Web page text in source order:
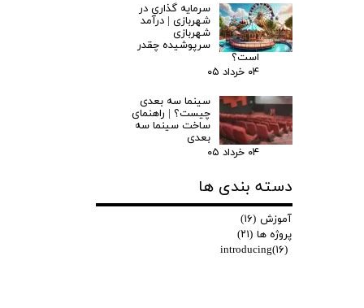
سرمایه گذاری در
شهربازی | درآمد
شهربازی
سرپوشیده چقدر
است؟
۰۴ خرداد ۰۵
سینما سه بعدی
چیست؟ | راهنمای
ساخت سینما سه
بعدی
۰۴ خرداد ۰۵
دسته بندی ها
آموزش (۱۶)
پروژه ها (۲۱)
introducing(۱۶)